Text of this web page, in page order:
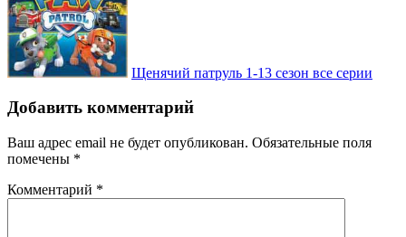
Щенячий патруль 1-13 сезон все серии
Добавить комментарий
Ваш адрес email не будет опубликован. Обязательные поля
помечены *
Комментарий *